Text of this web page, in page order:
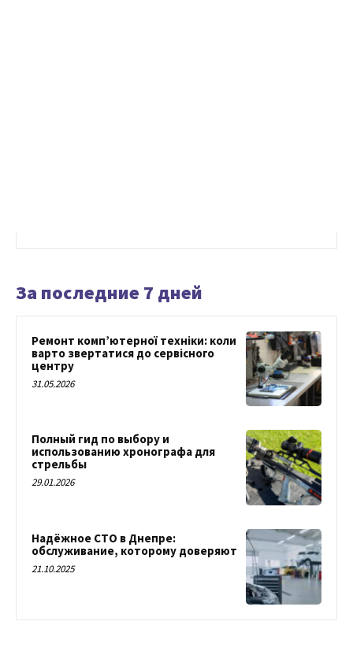
За последние 7 дней
Ремонт комп’ютерної техніки: коли
варто звертатися до сервісного
центру
31.05.2026
Полный гид по выбору и
использованию хронографа для
стрельбы
29.01.2026
Надёжное СТО в Днепре:
обслуживание, которому доверяют
21.10.2025